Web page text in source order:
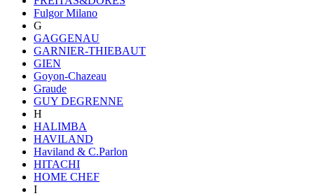
Fulgor Milano
G
GAGGENAU
GARNIER-THIEBAUT
GIEN
Goyon-Chazeau
Graude
GUY DEGRENNE
H
HALIMBA
HAVILAND
Haviland & C.Parlon
HITACHI
HOME CHEF
I